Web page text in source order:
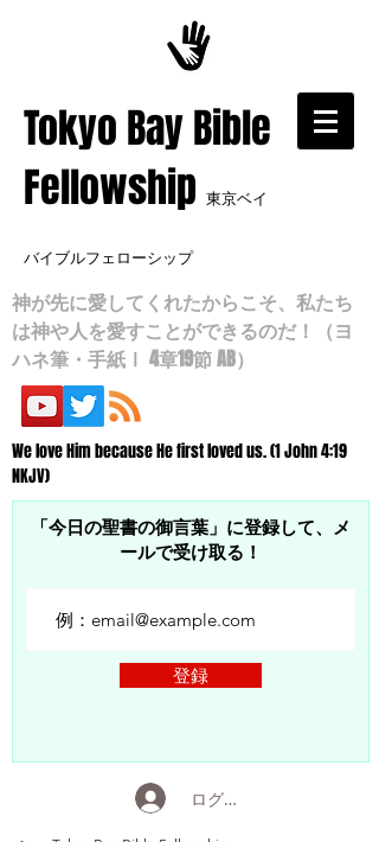
​Tokyo Bay Bible
Fellowship 東京ベイ
バイブルフェローシップ
神が先に愛してくれたからこそ、私たち
は神や人を愛すことができるのだ！（ヨ
ハネ筆・手紙Ⅰ 4章19節 AB）
We love Him because He first loved us. (1 John 4:19
NKJV)
「今日の聖書の御言葉」に登録して、メ
ールで受け取る！
登録
ログイン